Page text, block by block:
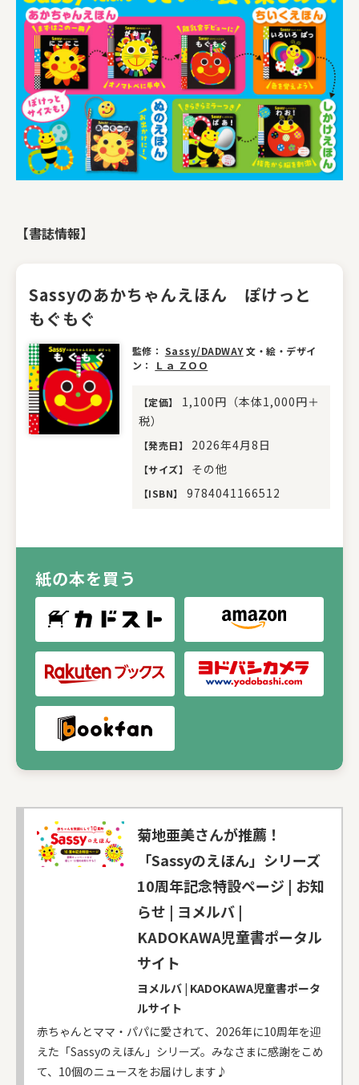
【書誌情報】
Sassyのあかちゃんえほん ぽけっと
もぐもぐ
監修： Sassy/DADWAY文・絵・デザイ
ン：
Ｌａ ＺＯＯ
【定価】
1,100円（本体1,000円＋
税）
【発売日】 2026年4月8日
【サイズ】 その他
【ISBN】 9784041166512
紙の本を買う
菊地亜美さんが推薦！
「Sassyのえほん」シリーズ
10周年記念特設ページ | お知
らせ | ヨメルバ |
KADOKAWA児童書ポータル
サイト
ヨメルバ | KADOKAWA児童書ポータ
ルサイト
赤ちゃんとママ・パパに愛されて、2026年に10周年を迎
えた「Sassyのえほん」シリーズ。みなさまに感謝をこめ
て、10個のニュースをお届けします♪